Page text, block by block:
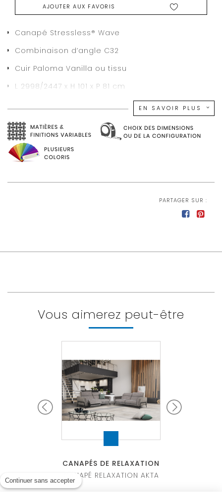
AJOUTER AUX FAVORIS
Canapé Stressless® Wave
Combinaison d’angle C32
Cuir Paloma Vanilla ou tissu
L 2998/2447 x H 101 x P 81 cm
EN SAVOIR PLUS
PARTAGER SUR :
Vous aimerez peut-être
CANAPÉS DE RELAXATION
CANAPÉ RELAXATION AKTA
Continuer sans accepter